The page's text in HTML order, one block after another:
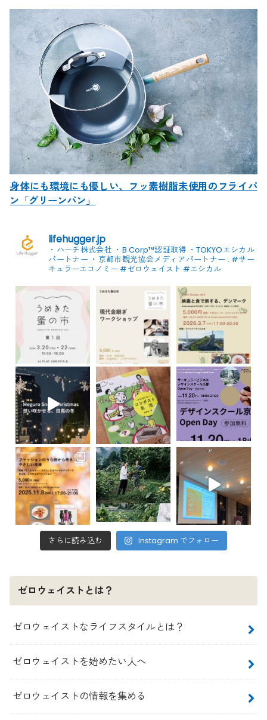
身体にも環境にも優しい、フッ素樹脂未使用のフライパ
ン「グリーンパン」
lifehugger.jp
・ハーチ株式会社 ・B Corp™認証取得 ・TOKYOエシカル
パートナー ・京都市観光協会メディアパートナー . #サー
キュラーエコノミー #ゼロウェイスト #エシカル
さらに読み込む Instagram でフォロー
ゼロウェイストとは？
ゼロウェイストなライフスタイルとは？
ゼロウェイストを始めたい人へ
ゼロウェイストの情報を集める